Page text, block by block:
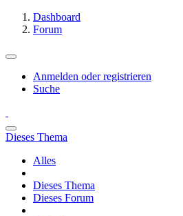
Dashboard
Forum
Anmelden oder registrieren
Suche
Dieses Thema
Alles
Dieses Thema
Dieses Forum